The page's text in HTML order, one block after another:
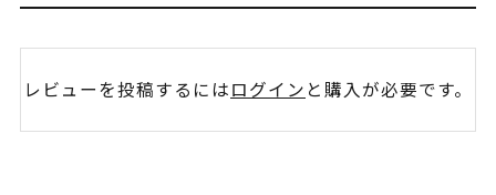
レビューを投稿するにはログイン と購入が必要です。